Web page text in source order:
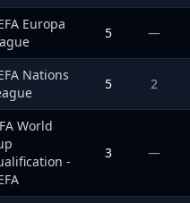
Europa
5 —
Nations
5 2
World
-
3 —